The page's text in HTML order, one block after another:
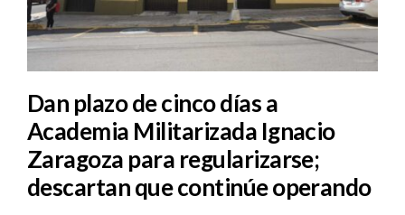
Dan plazo de cinco días a
Academia Militarizada Ignacio
Zaragoza para regularizarse;
descartan que continúe operando